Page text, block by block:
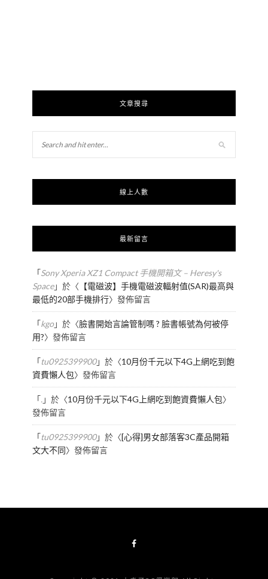
文章搜尋
線上人數
最新留言
「Sony Xperia XZ1 Compact 手機開箱文 – Heresy's
Space」於〈 【電磁波】手機電磁波輻射值(SAR)最高與
最低的20部手機排行〉發佈留言
「kgo」於〈臉書開始言論管制嗎 ? 臉書帳號為何被停
用?〉發佈留言
「tu0925399900」於〈10月份千元以下4G上網吃到飽
資費懶人包〉發佈留言
「.」於〈10月份千元以下4G上網吃到飽資費懶人包〉
發佈留言
「tu0925399900」於〈[心得]男女部落客3C產品開箱
文大不同〉發佈留言